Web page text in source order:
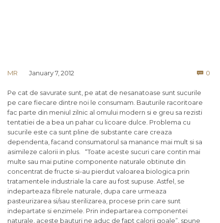
MR January 7, 2012  0
Pe cat de savurate sunt, pe atat de nesanatoase sunt sucurile
pe care fiecare dintre noi le consumam. Bauturile racoritoare
fac parte din meniul zilnic al omului modern si e greu sa rezisti
tentatiei de a bea un pahar cu licoare dulce. Problema cu
sucurile este ca sunt pline de substante care creaza
dependenta, facand consumatorul sa manance mai mult si sa
asimileze calorii in plus. “Toate aceste sucuri care contin mai
multe sau mai putine componente naturale obtinute din
concentrat de fructe si-au pierdut valoarea biologica prin
tratamentele industriale la care au fost supuse. Astfel, se
indeparteaza fibrele naturale, dupa care urmeaza
pasteurizarea si/sau sterilizarea, procese prin care sunt
indepartate si enzimele. Prin indepartarea componentei
naturale, aceste bauturi ne aduc de fapt calorii goale”, spune